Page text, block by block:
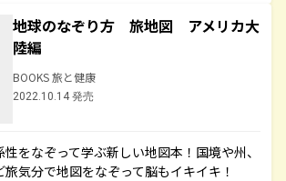
地球のなぞり方 旅地図 アメリカ大
陸編
BOOKS 旅と健康
2022.10.14 発売
をなぞって学ぶ新しい地図本！国境や州、
気分で地図をなぞって脳もイキイキ！